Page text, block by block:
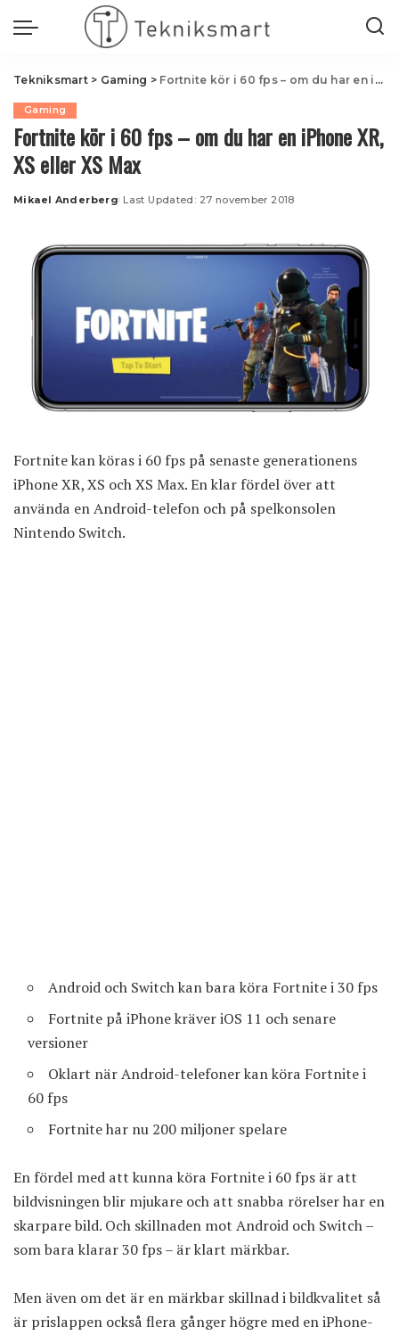
Tekniksmart> Gaming > Fortnite kör i 60 fps – om du har en iPhone XR, XS eller XS Max
Gaming
Fortnite kör i 60 fps – om du har en iPhone XR,
XS eller XS Max
Posted
Mikael Anderberg Last Updated: 27 november 2018
Fortnite kan köras i 60 fps på senaste generationens
iPhone XR, XS och XS Max. En klar fördel över att
använda en Android-telefon och på spelkonsolen
Nintendo Switch.
Android och Switch kan bara köra Fortnite i 30 fps
Fortnite på iPhone kräver iOS 11 och senare
versioner
Oklart när Android-telefoner kan köra Fortnite i
60 fps
Fortnite har nu 200 miljoner spelare
En fördel med att kunna köra Fortnite i 60 fps är att
bildvisningen blir mjukare och att snabba rörelser har en
skarpare bild. Och skillnaden mot Android och Switch –
som bara klarar 30 fps – är klart märkbar.
Men även om det är en märkbar skillnad i bildkvalitet så
är prislappen också flera gånger högre med en iPhone-